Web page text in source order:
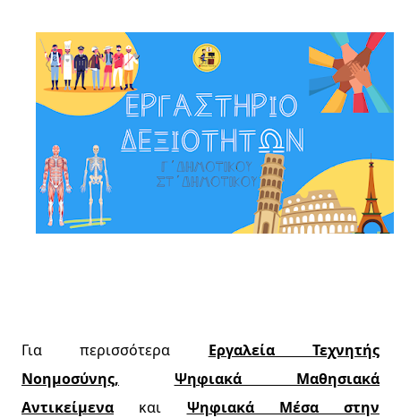
Για περισσότερα Εργαλεία Τεχνητής
Νοημοσύνης,
Ψηφιακά Μαθησιακά
Αντικείμενα και Ψηφιακά Μέσα στην